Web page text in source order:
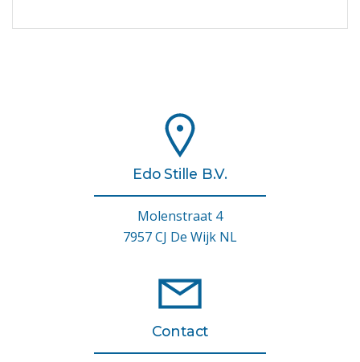
Edo Stille B.V.
Molenstraat 4
7957 CJ De Wijk NL
Contact